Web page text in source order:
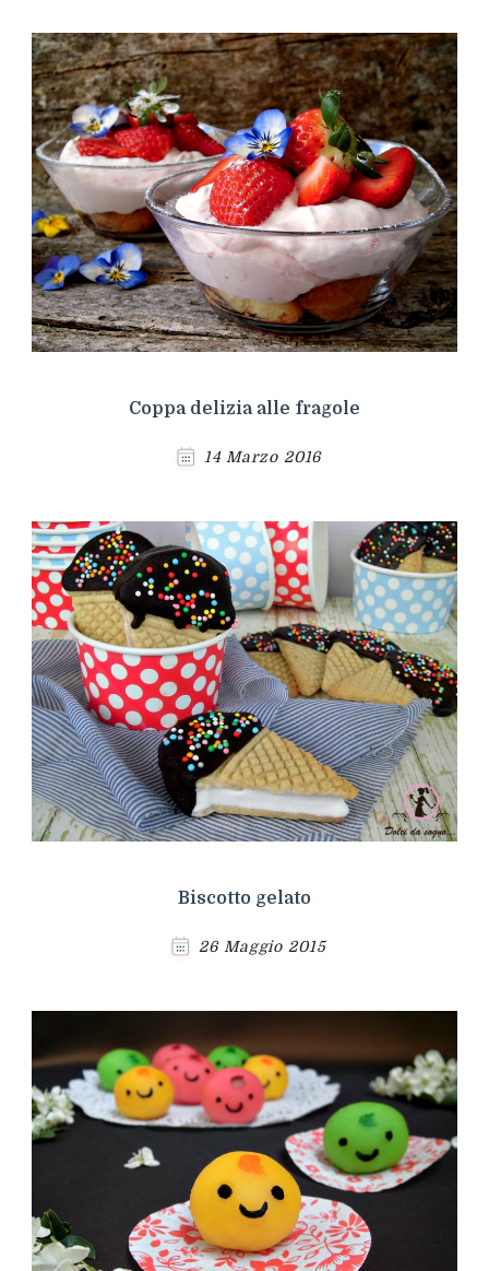
Coppa delizia alle fragole
14 Marzo 2016
Biscotto gelato
26 Maggio 2015